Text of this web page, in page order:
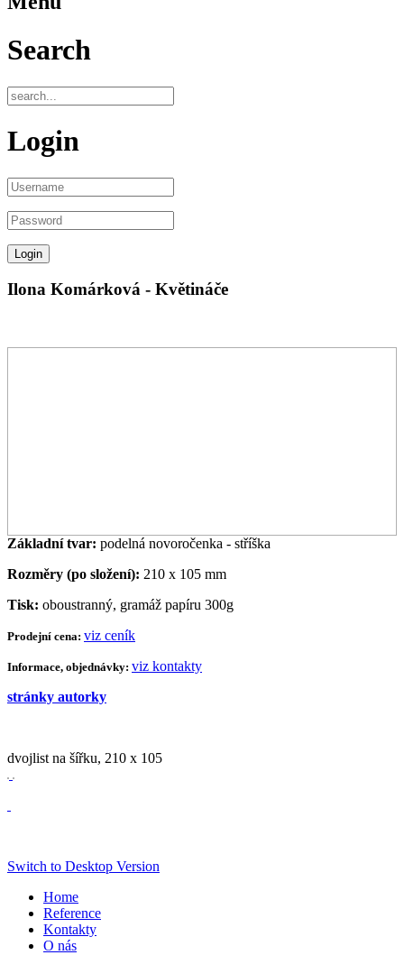
Search
Login
Ilona Komárková - Květináče
Základní tvar: podelná novoročenka - stříška
Rozměry (po složení): 210 x 105 mm
Tisk: oboustranný, gramáž papíru 300g
Prodejní cena: viz ceník
Informace, objednávky: viz kontakty
stránky autorky
dvojlist na šířku, 210 x 105
Switch to Desktop Version
Home
Reference
Kontakty
O nás